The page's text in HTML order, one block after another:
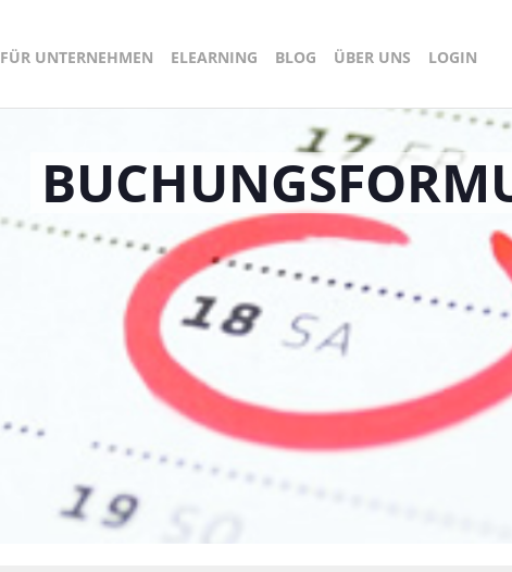
FÜR UNTERNEHMEN ELEARNING BLOG ÜBER UNS LOGIN